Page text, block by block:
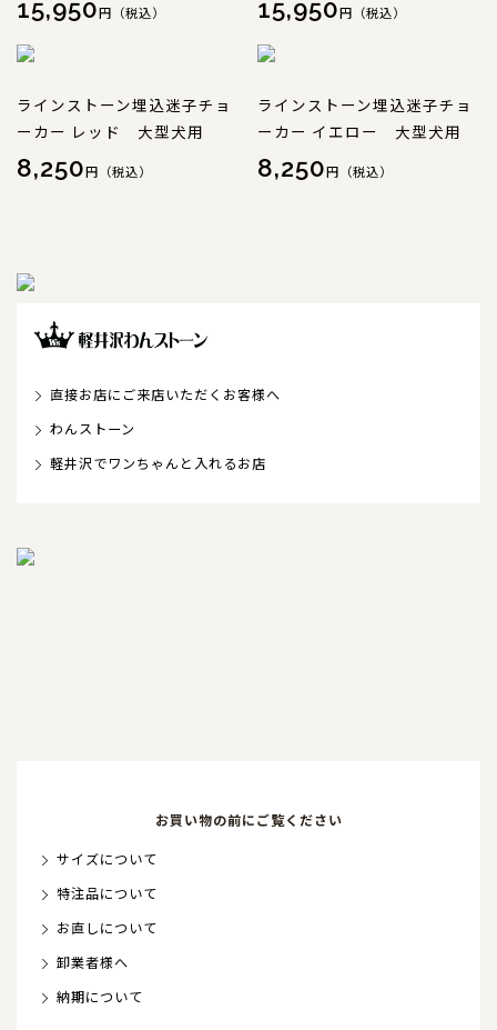
15,950円（税込） 15,950円（税込）
ラインストーン埋込迷子チョ
ーカー レッド 大型犬用
8,250円（税込）
ラインストーン埋込迷子チョ
ーカー イエロー 大型犬用
8,250円（税込）
直接お店にご来店いただくお客様へ
わんストーン
軽井沢でワンちゃんと入れるお店
お買い物の前にご覧ください
サイズについて
特注品について
お直しについて
卸業者様へ
納期について